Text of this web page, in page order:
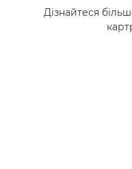
Дізнайтеся